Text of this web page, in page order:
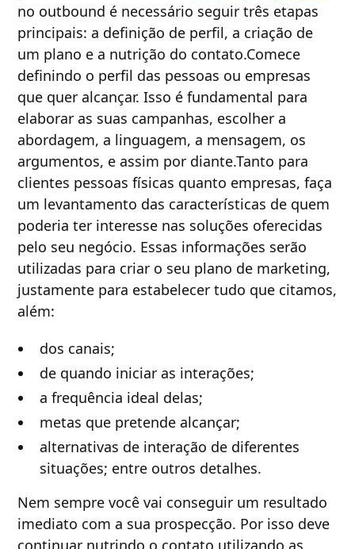
no outbound é necessário seguir três etapas
principais: a definição de perfil, a criação de
um plano e a nutrição do contato.Comece
definindo o perfil das pessoas ou empresas
que quer alcançar. Isso é fundamental para
elaborar as suas campanhas, escolher a
abordagem, a linguagem, a mensagem, os
argumentos, e assim por diante.Tanto para
clientes pessoas físicas quanto empresas, faça
um levantamento das características de quem
poderia ter interesse nas soluções oferecidas
pelo seu negócio. Essas informações serão
utilizadas para criar o seu plano de marketing,
justamente para estabelecer tudo que citamos,
além:
dos canais;
de quando iniciar as interações;
a frequência ideal delas;
metas que pretende alcançar;
alternativas de interação de diferentes
situações; entre outros detalhes.
Nem sempre você vai conseguir um resultado
imediato com a sua prospecção. Por isso deve
continuar nutrindo o contato utilizando as